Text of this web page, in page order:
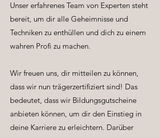
Unser erfahrenes Team von Experten steht
bereit, um dir alle Geheimnisse und
Techniken zu enthüllen und dich zu einem
wahren Profi zu machen.
Wir freuen uns, dir mitteilen zu können,
dass wir nun trägerzertifiziert sind! Das
bedeutet, dass wir Bildungsgutscheine
anbieten können, um dir den Einstieg in
deine Karriere zu erleichtern. Darüber